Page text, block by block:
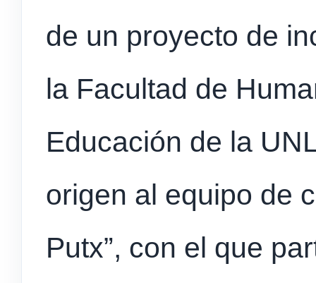
de un proyecto de
la Facultad de
Educación de la
origen al equipo de
Putx”, con el que